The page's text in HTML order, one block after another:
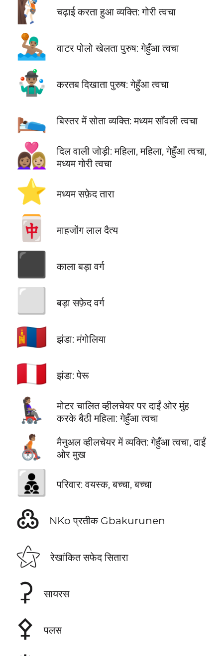
🧗🏻 चढ़ाई करता हुआ व्यक्ति: गोरी त्वचा
🤽🏽‍♂️ वाटर पोलो खेलता पुरुष: गेहुँआ त्वचा
🤹🏽‍♂️ करतब दिखाता पुरुष: गेहुँआ त्वचा
🛌🏾 बिस्तर में सोता व्यक्ति: मध्यम साँवली त्वचा
👩🏽‍❤️‍👩🏼
दिल वाली जोड़ी: महिला, महिला, गेहुँआ त्वचा,
मध्यम गोरी त्वचा
⭐ मध्यम सफ़ेद तारा
🀄 माहजोंग लाल दैत्य
⬛ काला बड़ा वर्ग
⬜ बड़ा सफ़ेद वर्ग
🇲🇳 झंडा: मंगोलिया
🇵🇪 झंडा: पेरू
👩🏽‍🦼‍➡️
मोटर चालित व्हीलचेयर पर दाईं ओर मुंह
करके बैठी महिला: गेहुँआ त्वचा
🧑🏽‍🦽‍➡️
मैनुअल व्हीलचेयर में व्यक्ति: गेहुँआ त्वचा, दाईं
ओर मुख
🧑‍🧒‍🧒 परिवार: वयस्क, बच्चा, बच्चा
߷ NKo प्रतीक Gbakurunen
⚝ रेखांकित सफेद सितारा
⚳ सायरस
⚴ पलस